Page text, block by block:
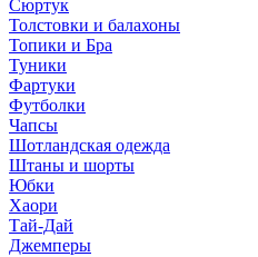
Сюртук
Толстовки и балахоны
Топики и Бра
Туники
Фартуки
Футболки
Чапсы
Шотландская одежда
Штаны и шорты
Юбки
Хаори
Тай-Дай
Джемперы